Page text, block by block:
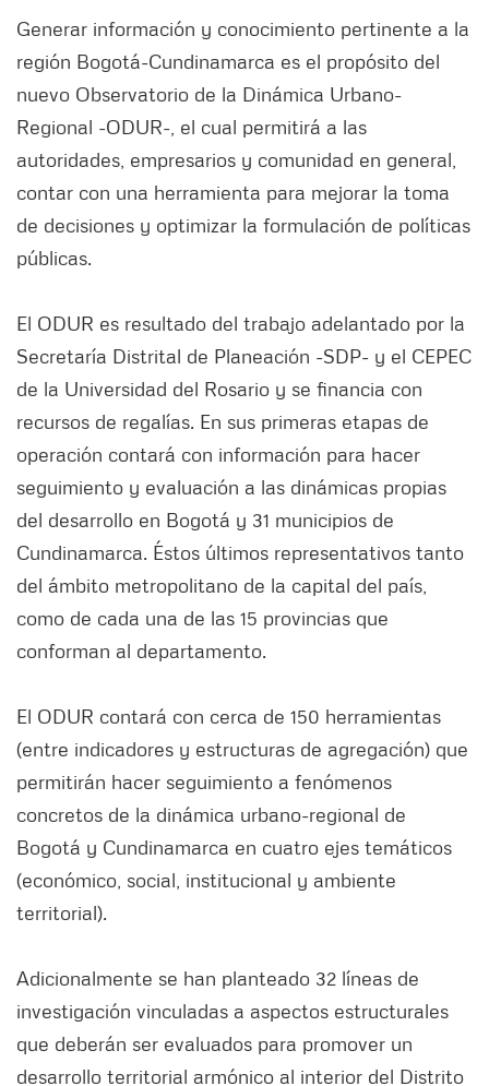
Generar información y conocimiento pertinente a la
región Bogotá-Cundinamarca es el propósito del
nuevo Observatorio de la Dinámica Urbano-
Regional -ODUR-, el cual permitirá a las
autoridades, empresarios y comunidad en general,
contar con una herramienta para mejorar la toma
de decisiones y optimizar la formulación de políticas
públicas.
El ODUR es resultado del trabajo adelantado por la
Secretaría Distrital de Planeación -SDP- y el CEPEC
de la Universidad del Rosario y se financia con
recursos de regalías. En sus primeras etapas de
operación contará con información para hacer
seguimiento y evaluación a las dinámicas propias
del desarrollo en Bogotá y 31 municipios de
Cundinamarca. Éstos últimos representativos tanto
del ámbito metropolitano de la capital del país,
como de cada una de las 15 provincias que
conforman al departamento.
El ODUR contará con cerca de 150 herramientas
(entre indicadores y estructuras de agregación) que
permitirán hacer seguimiento a fenómenos
concretos de la dinámica urbano-regional de
Bogotá y Cundinamarca en cuatro ejes temáticos
(económico, social, institucional y ambiente
territorial).
Adicionalmente se han planteado 32 líneas de
investigación vinculadas a aspectos estructurales
que deberán ser evaluados para promover un
desarrollo territorial armónico al interior del Distrito